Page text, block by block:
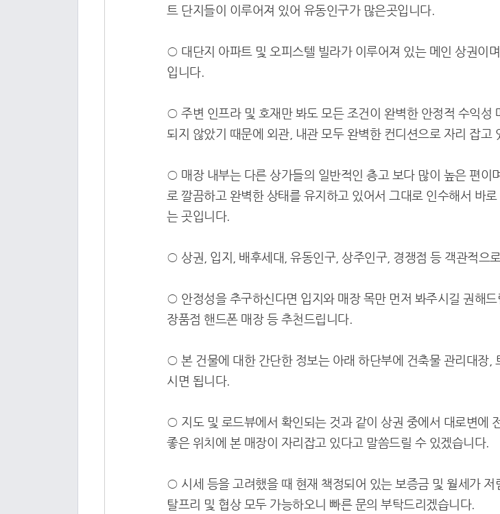
트 단지들이 이루어져 있어 유동인구가 많은곳입니다.
○ 대단지 아파트 및 오피스텔 빌라가 이루어져 있는 메인 상권이
입니다.
○ 주변 인프라 및 호재만 봐도 모든 조건이 완벽한 안정적 수익성
되지 않았기 때문에 외관, 내관 모두 완벽한 컨디션으로 자리 잡고
○ 매장 내부는 다른 상가들의 일반적인 층고 보다 많이 높은 편이
로 깔끔하고 완벽한 상태를 유지하고 있어서 그대로 인수해서 바
는 곳입니다.
○ 상권, 입지, 배후세대, 유동인구, 상주인구, 경쟁점 등 객관적으
○ 안정성을 추구하신다면 입지와 매장 목만 먼저 봐주시길 권해
장품점 핸드폰 매장 등 추천드립니다.
○ 본 건물에 대한 간단한 정보는 아래 하단부에 건축물 관리대장,
시면 됩니다.
○ 지도 및 로드뷰에서 확인되는 것과 같이 상권 중에서 대로변에
좋은 위치에 본 매장이 자리잡고 있다고 말씀드릴 수 있겠습니다.
○ 시세 등을 고려했을 때 현재 책정되어 있는 보증금 및 월세가 저
탈프리 및 협상 모두 가능하오니 빠른 문의 부탁드리겠습니다.